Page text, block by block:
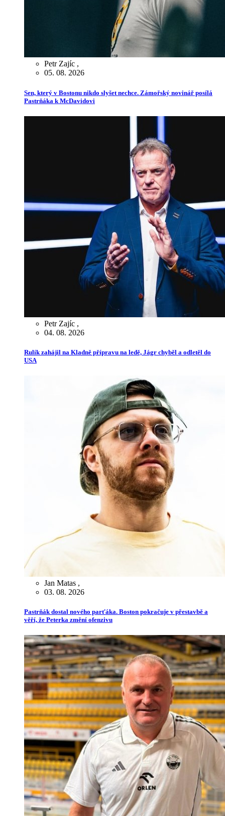
Petr Zajíc ,
05. 08. 2026
Sen, který v Bostonu nikdo slyšet nechce. Zámořský novinář posílá
Pastrňáka k McDavidovi
Petr Zajíc ,
04. 08. 2026
Rulík zahájil na Kladně přípravu na ledě, Jágr chyběl a odletěl do
USA
Jan Matas ,
03. 08. 2026
Pastrňák dostal nového parťáka. Boston pokračuje v přestavbě a
věří, že Peterka změní ofenzivu